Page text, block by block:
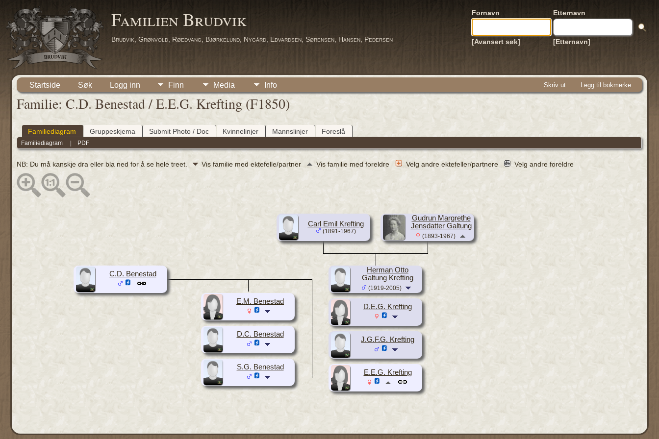
Familien Brudvik
Brudvik, Grønvold, Røedvang, Bjørkelund, Nygård, Edvardsen, Sørensen, Hansen, Pedersen
Fornavn Etternavn
[Avansert søk] [Etternavn]
Startside Søk Logg inn Finn Media Info Skriv ut Legg til bokmerke
Familie: C.D. Benestad / E.E.G. Krefting (F1850)
Familiediagram Gruppeskjema Submit Photo / Doc Kvinnelinjer Mannslinjer Foreslå
Familiediagram | PDF
NB: Du må kanskje dra eller bla ned for å se hele treet. Vis familie med ektefelle/partner Vis familie med foreldre Velg andre ektefeller/partnere Velg andre foreldre
Carl Emil Krefting
(1891-1967)
Gudrun Margrethe
Jensdatter Galtung
(1893-1967)
Herman Otto
Galtung Krefting
(1919-2005)
D.E.G. Krefting
J.G.F.G. Krefting
C.D. Benestad
E.E.G. Krefting
E.M. Benestad
D.C. Benestad
S.G. Benestad